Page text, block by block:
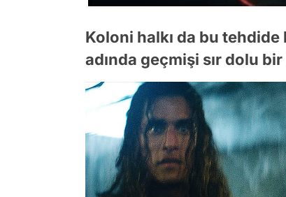
Koloni halkı da bu tehdide
adında geçmişi sır dolu